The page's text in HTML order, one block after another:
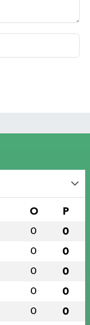
O P
0 0
0 0
0 0
0 0
0 0